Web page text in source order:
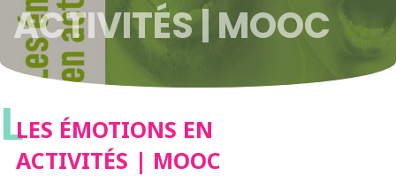
ACTIVITÉS | MOOC
LLES ÉMOTIONS EN
ACTIVITÉS | MOOC